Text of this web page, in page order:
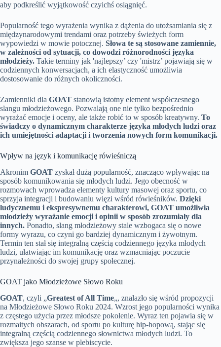
aby podkreślić wyjątkowość czyichś osiągnięć.
Popularność tego wyrażenia wynika z dążenia do utożsamiania się z
międzynarodowymi trendami oraz potrzeby świeżych form
wypowiedzi w mowie potocznej. Słowa te są stosowane zamiennie,
w zależności od sytuacji, co dowodzi różnorodności języka
młodzieży. Takie terminy jak 'najlepszy’ czy 'mistrz’ pojawiają się w
codziennych konwersacjach, a ich elastyczność umożliwia
dostosowanie do różnych okoliczności.
Zamienniki dla GOAT stanowią istotny element współczesnego
slangu młodzieżowego. Pozwalają one nie tylko bezpośrednio
wyrażać emocje i oceny, ale także robić to w sposób kreatywny. To
świadczy o dynamicznym charakterze języka młodych ludzi oraz
ich umiejętności adaptacji i tworzenia nowych form komunikacji.
Wpływ na język i komunikację rówieśniczą
Akronim GOAT zyskał dużą popularność, znacząco wpływając na
sposób komunikowania się młodych ludzi. Jego obecność w
rozmowach wprowadza elementy kultury masowej oraz sportu, co
sprzyja integracji i budowaniu więzi wśród rówieśników. Dzięki
ludycznemu i ekspresywnemu charakterowi, GOAT umożliwia
młodzieży wyrażanie emocji i opinii w sposób zrozumiały dla
innych. Ponadto, slang młodzieżowy stale wzbogaca się o nowe
formy wyrazu, co czyni go bardziej dynamicznym i żywotnym.
Termin ten stał się integralną częścią codziennego języka młodych
ludzi, ułatwiając im komunikację oraz wzmacniając poczucie
przynależności do swojej grupy społecznej.
GOAT jako Młodzieżowe Słowo Roku
GOAT, czyli „Greatest of All Time„, znalazło się wśród propozycji
na Młodzieżowe Słowo Roku 2024. Wzrost jego popularności wynika
z częstego użycia przez młodsze pokolenie. Wyraz ten pojawia się w
rozmaitych obszarach, od sportu po kulturę hip-hopową, stając się
integralną częścią codziennego słownictwa młodych ludzi. To
zwiększa jego szanse w plebiscycie.